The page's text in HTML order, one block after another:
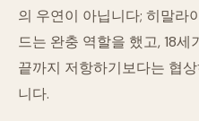
의 우연이 아닙니다; 히말라
드는 완충 역할을 했고, 18세
끝까지 저항하기보다는 협
니다.